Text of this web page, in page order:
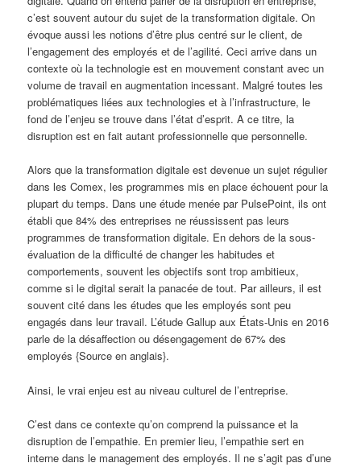
c’est souvent autour du sujet de la transformation digitale. On
évoque aussi les notions d’être plus centré sur le client, de
l’engagement des employés et de l’agilité. Ceci arrive dans un
contexte où la technologie est en mouvement constant avec un
volume de travail en augmentation incessant. Malgré toutes les
problématiques liées aux technologies et à l’infrastructure, le
fond de l’enjeu se trouve dans l’état d’esprit. A ce titre, la
disruption est en fait autant professionnelle que personnelle.
Alors que la transformation digitale est devenue un sujet régulier
dans les Comex, les programmes mis en place échouent pour la
plupart du temps. Dans une étude menée par PulsePoint, ils ont
établi que 84% des entreprises ne réussissent pas leurs
programmes de transformation digitale. En dehors de la sous-
évaluation de la difficulté de changer les habitudes et
comportements, souvent les objectifs sont trop ambitieux,
comme si le digital serait la panacée de tout. Par ailleurs, il est
souvent cité dans les études que les employés sont peu
engagés dans leur travail. L’étude Gallup aux États-Unis en 2016
parle de la désaffection ou désengagement de 67% des
employés {Source en anglais}.
Ainsi, le vrai enjeu est au niveau culturel de l’entreprise.
C’est dans ce contexte qu’on comprend la puissance et la
disruption de l’empathie. En premier lieu, l’empathie sert en
interne dans le management des employés. Il ne s’agit pas d’une